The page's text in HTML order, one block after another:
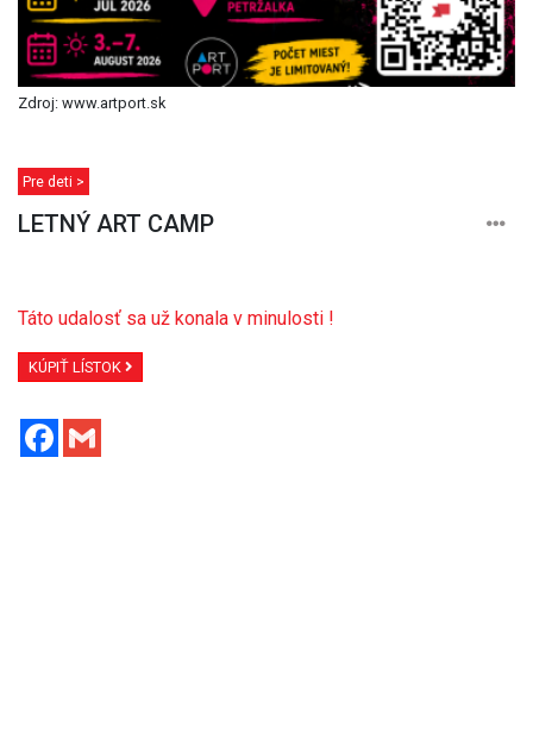
Zdroj: www.artport.sk
Pre deti >
LETNÝ ART CAMP
Táto udalosť sa už konala v minulosti !
KÚPIŤ LÍSTOK
Facebook